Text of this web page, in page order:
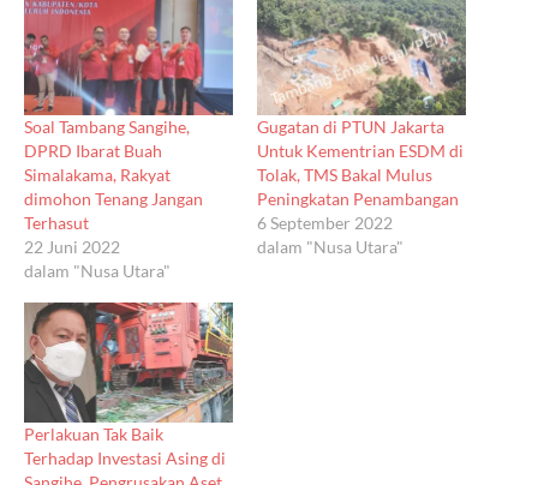
Soal Tambang Sangihe,
DPRD Ibarat Buah
Simalakama, Rakyat
dimohon Tenang Jangan
Terhasut
22 Juni 2022
dalam "Nusa Utara"
Gugatan di PTUN Jakarta
Untuk Kementrian ESDM di
Tolak, TMS Bakal Mulus
Peningkatan Penambangan
6 September 2022
dalam "Nusa Utara"
Perlakuan Tak Baik
Terhadap Investasi Asing di